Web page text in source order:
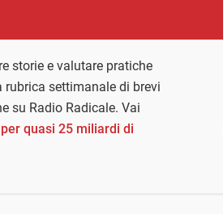
storie e valutare pratiche
settimanale di brevi
su Radio Radicale. Vai
quasi 25 miliardi di